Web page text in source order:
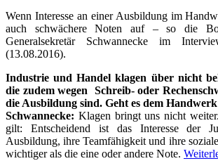
Wenn Interesse an einer Ausbildung im
auch schwächere Noten auf – so die
Generalsekretär Schwannecke im
(13.08.2016).
Industrie und Handel klagen über nicht
die zudem wegen Schreib- oder
die Ausbildung sind. Geht es dem Handwerk
Schwannecke: Klagen bringt uns nicht
gilt: Entscheidend ist das Interesse der
Ausbildung, ihre Teamfähigkeit und ihre
wichtiger als die eine oder andere Note.